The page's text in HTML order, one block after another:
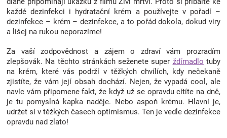
každé dezinfekci i hydratační krém a používejte v pořadí –
dezinfekce – krém – dezinfekce, a to pořád dokola, dokud viry
a lišej na rukou neporazíme!
Za vaší zodpovědnost a zájem o zdraví vám prozradím
zlepšovák. Na těchto stránkách seženete super ždímadlo tuby
na krém, které vás podrží v těžkých chvílích, kdy nečekaně
zjistíte, že vám její obsah dochází. Nejen, že vypadá cool, ale
navíc vám připomene fakt, že když už se opravdu cítíte na dně,
je tu pomyslná kapka naděje. Nebo aspoň krému. Hlavní je,
udržet si v těžkých časech optimismus. Ten je vedle dezinfekce
opravdu nad zlato!